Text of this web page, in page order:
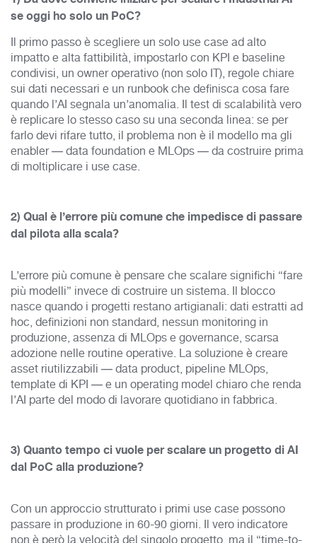
se oggi ho solo un PoC?
Il primo passo è scegliere un solo use case ad alto
impatto e alta fattibilità, impostarlo con KPI e baseline
condivisi, un owner operativo (non solo IT), regole chiare
sui dati necessari e un runbook che definisca cosa fare
quando l’AI segnala un’anomalia. Il test di scalabilità vero
è replicare lo stesso caso su una seconda linea: se per
farlo devi rifare tutto, il problema non è il modello ma gli
enabler — data foundation e MLOps — da costruire prima
di moltiplicare i use case.
2) Qual è l’errore più comune che impedisce di passare
dal pilota alla scala?
L’errore più comune è pensare che scalare significhi “fare
più modelli” invece di costruire un sistema. Il blocco
nasce quando i progetti restano artigianali: dati estratti ad
hoc, definizioni non standard, nessun monitoring in
produzione, assenza di MLOps e governance, scarsa
adozione nelle routine operative. La soluzione è creare
asset riutilizzabili — data product, pipeline MLOps,
template di KPI — e un operating model chiaro che renda
l’AI parte del modo di lavorare quotidiano in fabbrica.
3) Quanto tempo ci vuole per scalare un progetto di AI
dal PoC alla produzione?
Con un approccio strutturato i primi use case possono
passare in produzione in 60-90 giorni. Il vero indicatore